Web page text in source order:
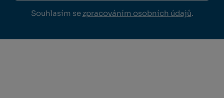
Souhlasím se zpracováním osobních údajů.